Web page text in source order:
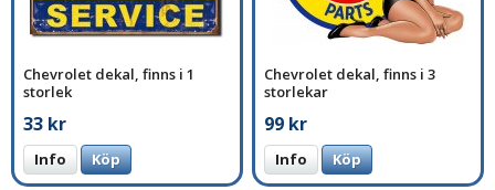
Chevrolet dekal, finns i 1
storlek
33 kr
Info Köp
Chevrolet dekal, finns i 3
storlekar
99 kr
Info Köp